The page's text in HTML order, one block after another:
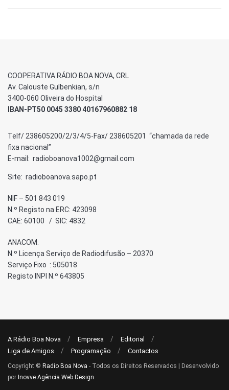
COOPERATIVA RÁDIO BOA NOVA, CRL
Av. Calouste Gulbenkian, s/n
3400-060 Oliveira do Hospital
IBAN-PT50 0045 3380 40167960882 18
Telf/ 238605200/2/3/4/5-Fax/ 238605201 “chamada da rede
fixa nacional”
E-mail: radioboanova1002@gmail.com
Site: radioboanova.sapo.pt
NIF – 501 843 019
N.º Registo na ERC: 423098
CAE: 60100 / SIC: 4832
ANACOM:
N.º Licença Serviço de Radiodifusão – 20370
Serviço Fixo : 505018
Registo INPI N.º 643805
A Rádio Boa Nova Empresa
Editorial
Liga de Amigos
Programação Contactos
Copyright © Radio Boa Nova - Todos os Direitos Reservados | Desenvolvido
por Inovve Agência Web Design